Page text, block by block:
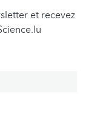
et recevez